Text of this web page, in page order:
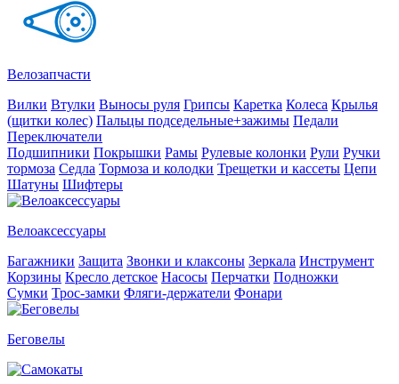
Велозапчасти
Вилки Втулки Выносы руля Грипсы Каретка Колеса Крылья
(щитки колес) Пальцы подседельные+зажимы Педали
Переключатели
Подшипники Покрышки Рамы Рулевые колонки Рули Ручки
тормоза Седла Тормоза и колодки Трещетки и кассеты Цепи
Шатуны Шифтеры
Велоаксессуары
Багажники Защита Звонки и клаксоны Зеркала Инструмент
Корзины Кресло детское Насосы Перчатки Подножки
Сумки Трос-замки Фляги-держатели Фонари
Беговелы